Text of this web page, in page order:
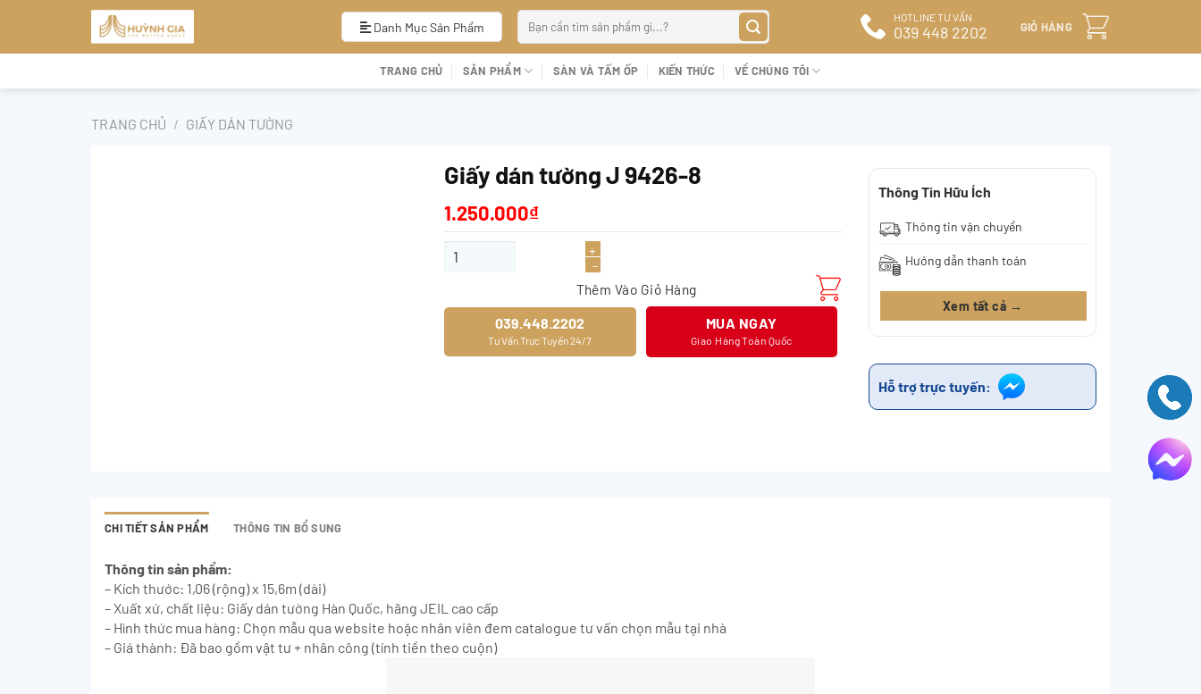
Danh Mục Sản Phẩm
kiếm:
HOTLINE TƯ VẤN
039 448 2202 GIỎ HÀNG
TRANG CHỦ SẢN PHẨM SÀN VÀ TẤM ỐP KIẾN THỨC VỀ CHÚNG TÔI
TRANG CHỦ / GIẤY DÁN TƯỜNG
Giấy dán tường J 9426-8
1.250.000₫
Giấy dán tường J 9426-8 số lượng
Thêm Vào Giỏ Hàng
039.448.2202
Tư Vấn Trực Tuyến 24/7
MUA NGAY
Giao Hàng Toàn Quốc
Thông Tin Hữu Ích
Thông tin vận chuyển
Hướng dẫn thanh toán
Xem tất cả →
Hỗ trợ trực tuyến:
CHI TIẾT SẢN PHẨM THÔNG TIN BỔ SUNG
Thông tin sản phẩm:
– Kích thước: 1,06 (rộng) x 15,6m (dài)
– Xuất xứ, chất liệu: Giấy dán tường Hàn Quốc, hãng JEIL cao cấp
– Hình thức mua hàng: Chọn mẫu qua website hoặc nhân viên đem catalogue tư vấn chọn mẫu tại nhà
– Giá thành: Đã bao gồm vật tư + nhân công (tính tiền theo cuộn)